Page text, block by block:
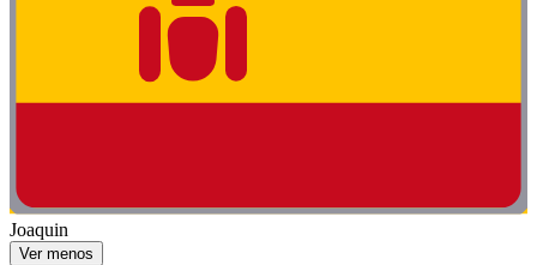
Joaquin
Ver menos